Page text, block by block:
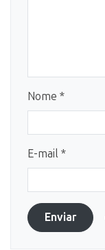
Nome *
E-mail *
Enviar